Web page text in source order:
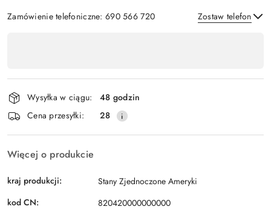
Zamówienie telefoniczne: 690 566 720 Zostaw telefon
płatność
i
dostawa
Wysyłka w ciągu:
48 godzin
Cena przesyłki:
28
Więcej o produkcie
kraj produkcji:
Stany Zjednoczone Ameryki
kod CN:
820420000000000